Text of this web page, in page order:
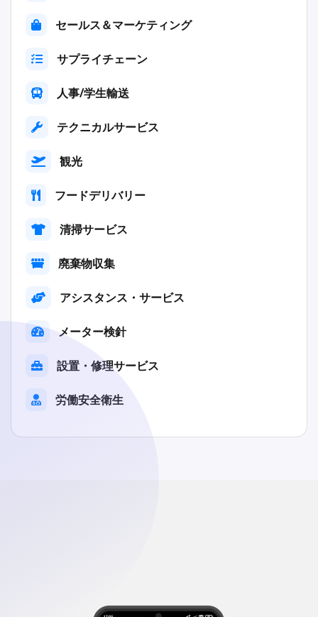
セールス＆マーケティング
サプライチェーン
人事/学生輸送
テクニカルサービス
観光
フードデリバリー
清掃サービス
廃棄物収集
アシスタンス・サービス
メーター検針
設置・修理サービス
労働安全衛生